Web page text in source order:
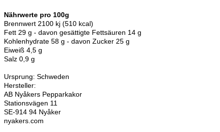
Nährwerte pro 100g
Brennwert 2100 kj (510 kcal)
Fett 29 g - davon gesättigte Fettsäuren 14 g
Kohlenhydrate 58 g - davon Zucker 25 g
Eiweiß 4,5 g
Salz 0,9 g
Ursprung: Schweden
Hersteller:
AB Nyåkers Pepparkakor
Stationsvägen 11
SE-914 94 Nyåker
nyakers.com